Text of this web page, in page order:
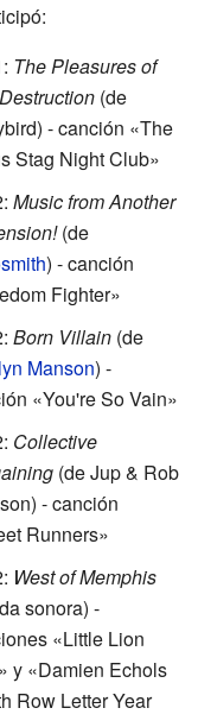
The Pleasures of
(de
- canción «The
Stag Night Club»
Music from Another
(de
) - canción
Fighter»
Born Villain (de
Manson) -
«You're So Vain»
Collective
(de Jup & Rob
- canción
Runners»
West of Memphis
sonora) -
«Little Lion
y «Damien Echols
Row Letter Year